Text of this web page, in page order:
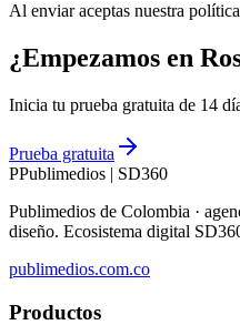
Al enviar aceptas nuestra
¿Empezamos en
Inicia tu prueba gratuita de 14
Prueba gratuita
PPublimedios | SD360
Publimedios de Colombia ·
diseño. Ecosistema digital
publimedios.com.co
Productos